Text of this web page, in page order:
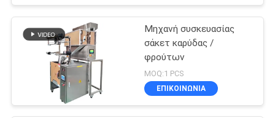
Μηχανή συσκευασίας
σάκετ καρύδας /
φρούτων
MOQ:1 PCS
ΕΠΙΚΟΙΝΩΝΙΑ